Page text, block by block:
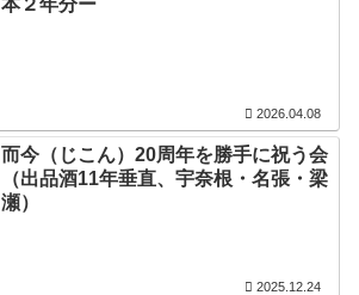
本２年分ー
2026.04.08
而今（じこん）20周年を勝手に祝う会
（出品酒11年垂直、宇奈根・名張・梁
瀬）
2025.12.24